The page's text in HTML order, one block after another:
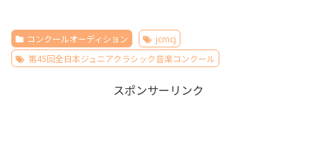
コンクールオーディション
jcmcj
第45回全日本ジュニアクラシック音楽コンクール
スポンサーリンク